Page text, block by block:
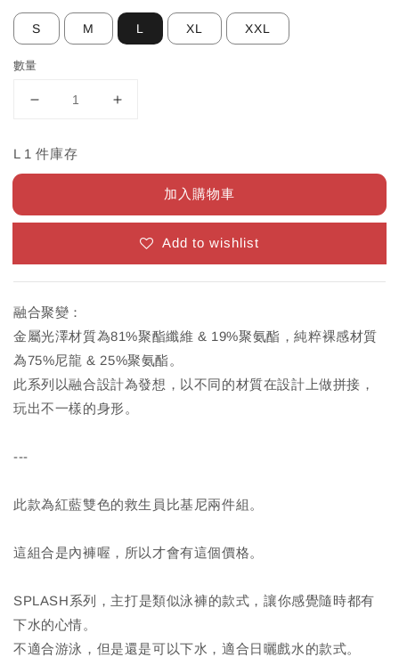
S M L XL XXL
數量
L 1 件庫存
加入購物車
Add to wishlist
融合聚變：
金屬光澤材質為81%聚酯纖維 & 19%聚氨酯，純粹裸感材質
為75%尼龍 & 25%聚氨酯。
此系列以融合設計為發想，以不同的材質在設計上做拼接，
玩出不一樣的身形。
---
此款為紅藍雙色的救生員比基尼兩件組。
這組合是內褲喔，所以才會有這個價格。
SPLASH系列，主打是類似泳褲的款式，讓你感覺隨時都有
下水的心情。
不適合游泳，但是還是可以下水，適合日曬戲水的款式。